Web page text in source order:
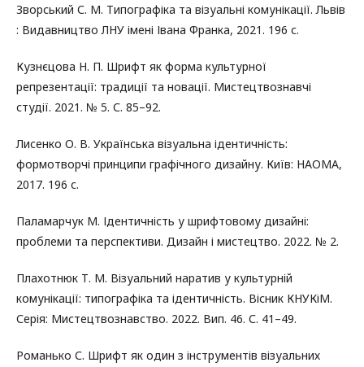
Зворський С. М. Типографіка та візуальні комунікації. Львів
: Видавництво ЛНУ імені Івана Франка, 2021. 196 с.
Кузнєцова Н. П. Шрифт як форма культурної
репрезентації: традиції та новації. Мистецтвознавчі
студії. 2021. № 5. С. 85–92.
Лисенко О. В. Українська візуальна ідентичність:
формотворчі принципи графічного дизайну. Київ: НАОМА,
2017. 196 с.
Паламарчук М. Ідентичність у шрифтовому дизайні:
проблеми та перспективи. Дизайн і мистецтво. 2022. № 2.
Плахотнюк Т. М. Візуальний наратив у культурній
комунікації: типографіка та ідентичність. Вісник КНУКіМ.
Серія: Мистецтвознавство. 2022. Вип. 46. С. 41–49.
Романько С. Шрифт як один з інструментів візуальних